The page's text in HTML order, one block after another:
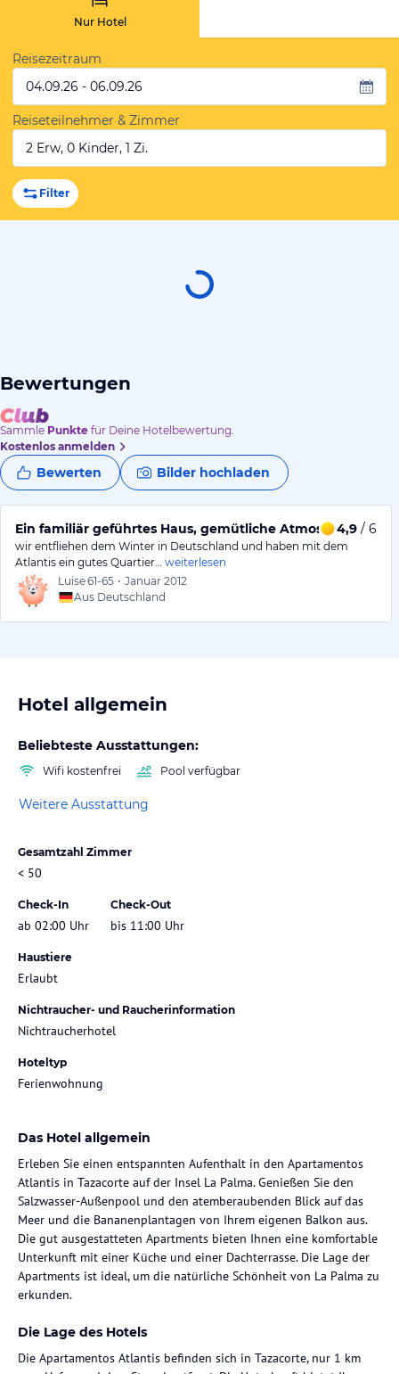
Nur Hotel
Reisezeitraum
04.09.26 - 06.09.26
Reiseteilnehmer & Zimmer
2 Erw, 0 Kinder, 1 Zi.
Filter
Bewertungen
Sammle Punkte für Deine Hotelbewertung.
Kostenlos anmelden
Bewerten Bilder hochladen
Ein familiär geführtes Haus, gemütliche Atmosphäre
4,9 / 6
wir entfliehen dem Winter in Deutschland und haben mit dem
Atlantis ein gutes Quartier…
weiterlesen
Luise61-65 • Januar 2012
Aus Deutschland
Hotel allgemein
Beliebteste Ausstattungen:
Wifi kostenfrei Pool verfügbar
Weitere Ausstattung
Gesamtzahl Zimmer
< 50
Check-In
ab 02:00 Uhr
Check-Out
bis 11:00 Uhr
Haustiere
Erlaubt
Nichtraucher- und Raucherinformation
Nichtraucherhotel
Hoteltyp
Ferienwohnung
Das Hotel allgemein
Erleben Sie einen entspannten Aufenthalt in den Apartamentos
Atlantis in Tazacorte auf der Insel La Palma. Genießen Sie den
Salzwasser-Außenpool und den atemberaubenden Blick auf das
Meer und die Bananenplantagen von Ihrem eigenen Balkon aus.
Die gut ausgestatteten Apartments bieten Ihnen eine komfortable
Unterkunft mit einer Küche und einer Dachterrasse. Die Lage der
Apartments ist ideal, um die natürliche Schönheit von La Palma zu
erkunden.
Die Lage des Hotels
Die Apartamentos Atlantis befinden sich in Tazacorte, nur 1 km